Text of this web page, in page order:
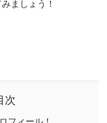
ましょう！
次